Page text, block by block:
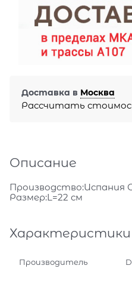
Доставка в Москва
Рассчитать
Описание
Производство:Испания
Размер:L=22 см
Характеристики
Производитель